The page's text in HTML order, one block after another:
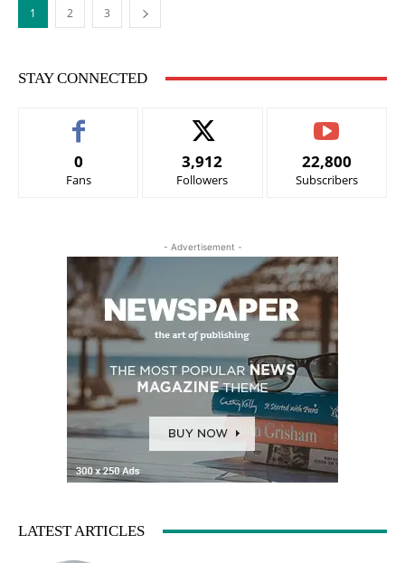
1 2 3
STAY CONNECTED
0
Fans
3,912
Followers
22,800
Subscribers
- Advertisement -
LATEST ARTICLES